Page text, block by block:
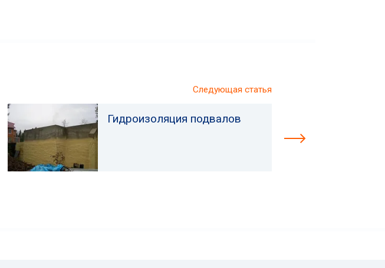
Следующая статья
Гидроизоляция подвалов